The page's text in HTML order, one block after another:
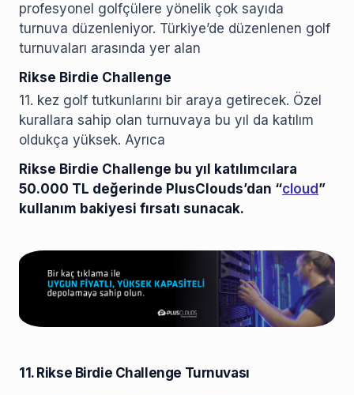
profesyonel golfçülere yönelik çok sayıda
turnuva düzenleniyor. Türkiye’de düzenlenen golf
turnuvaları arasında yer alan
Rikse Birdie Challenge
11. kez golf tutkunlarını bir araya getirecek. Özel
kurallara sahip olan turnuvaya bu yıl da katılım
oldukça yüksek. Ayrıca
Rikse Birdie Challenge bu yıl katılımcılara
50.000 TL değerinde PlusClouds’dan “cloud ”
kullanım bakiyesi fırsatı sunacak.
11. Rikse Birdie Challenge Turnuvası